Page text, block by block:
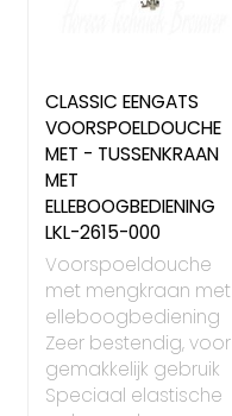
CLASSIC EENGATS
VOORSPOELDOUCHE
MET - TUSSENKRAAN
MET
ELLEBOOGBEDIENING
LKL-2615-000
Voorspoeldouche
met mengkraan met
elleboogbediening
Zeer bestendig, voor
gemakkelijk gebruik
Speciaal elastische